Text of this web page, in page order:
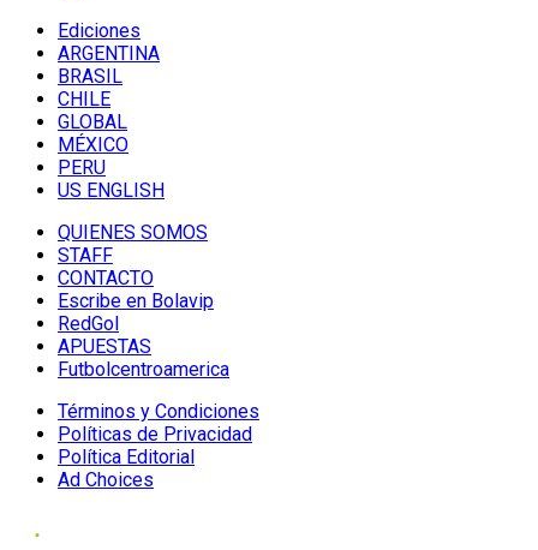
Ediciones
ARGENTINA
BRASIL
CHILE
GLOBAL
MÉXICO
PERU
US ENGLISH
QUIENES SOMOS
STAFF
CONTACTO
Escribe en Bolavip
RedGol
APUESTAS
Futbolcentroamerica
Términos y Condiciones
Políticas de Privacidad
Política Editorial
Ad Choices